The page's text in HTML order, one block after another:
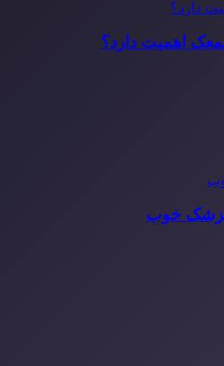
اهمیت دارد؟
پزشک خوب